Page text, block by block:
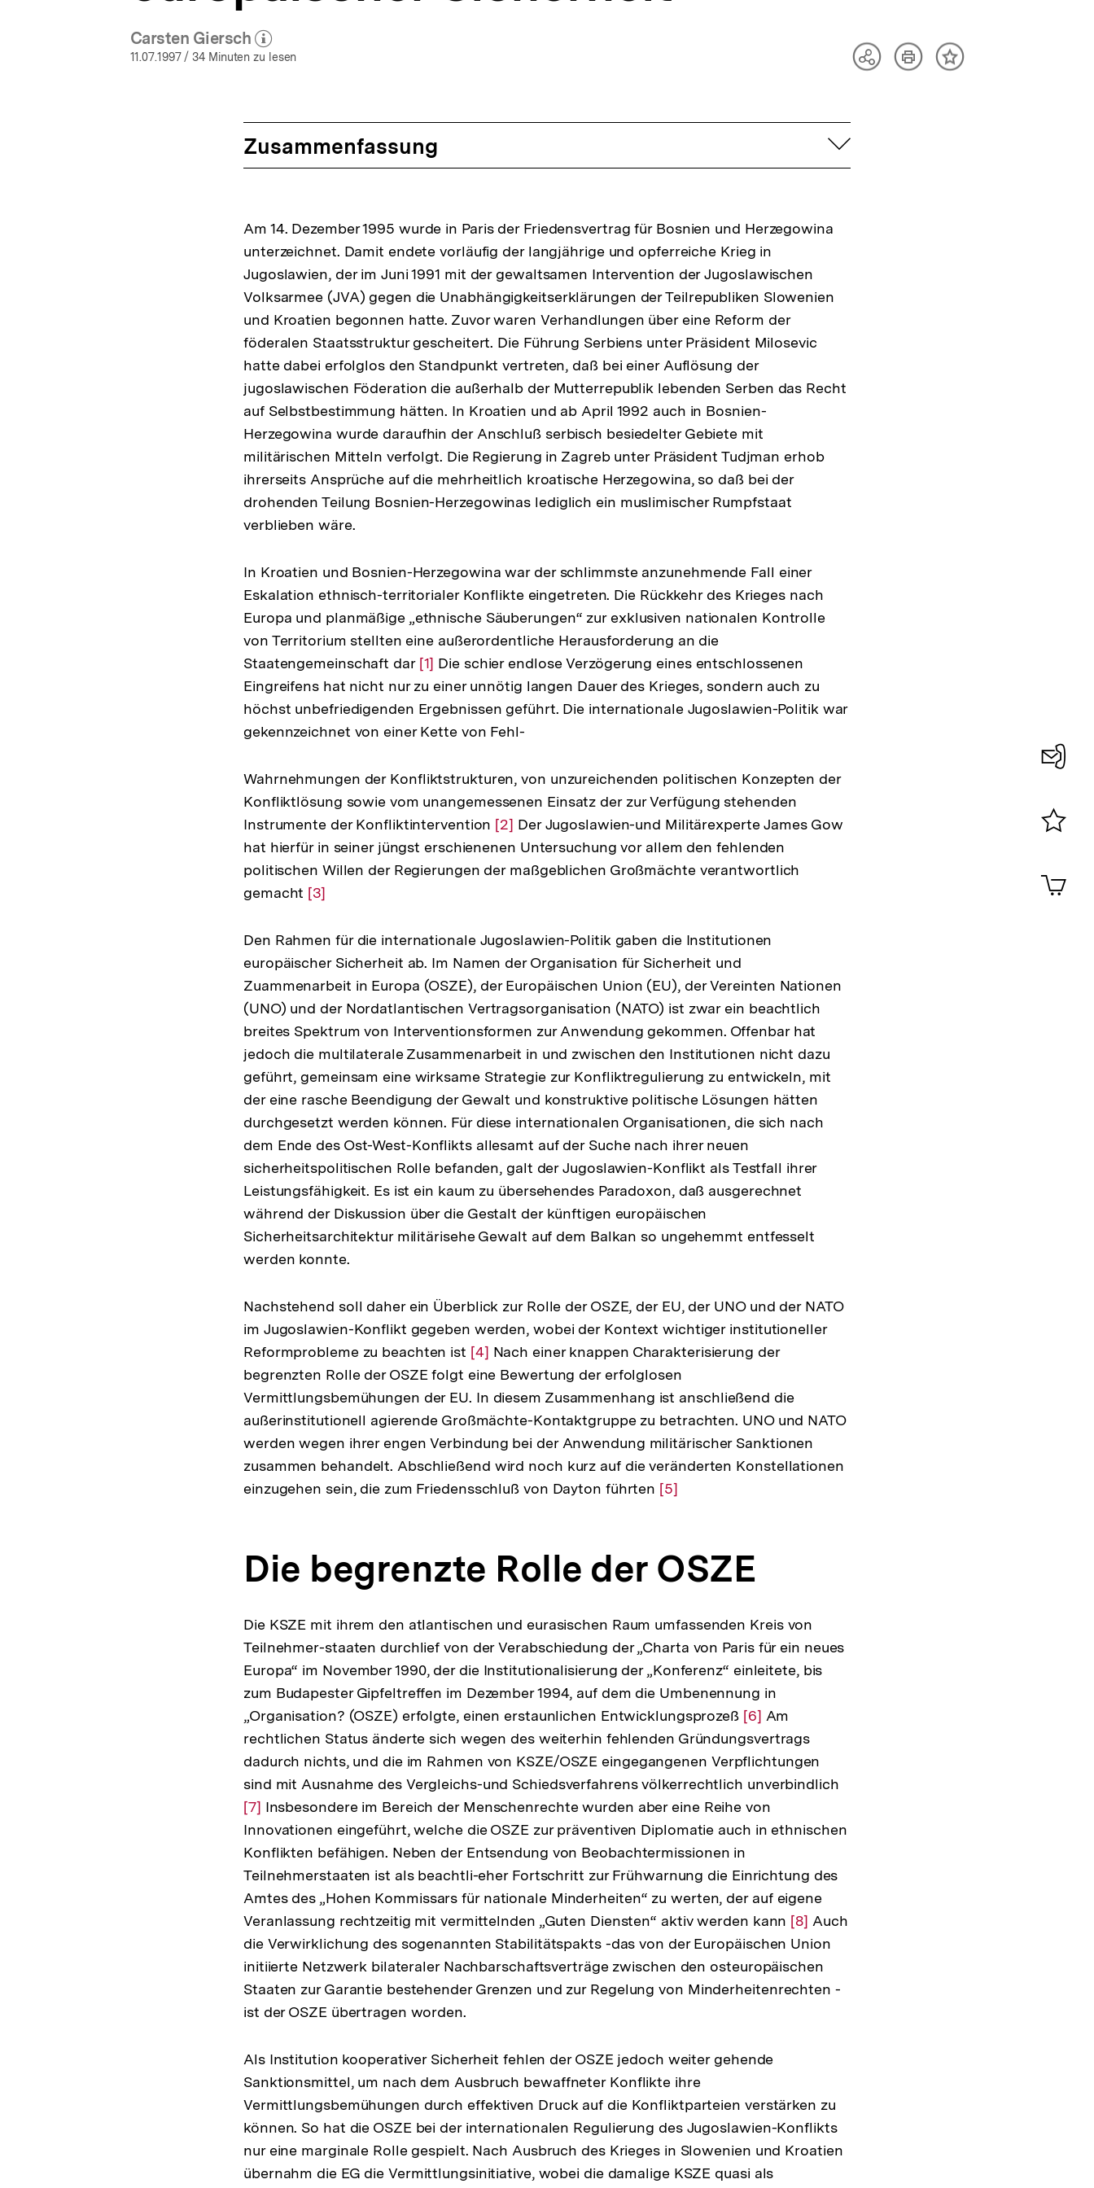
Carsten Giersch
(Mehr zum Autor)
öffnen
11.07.1997/ 34 Minuten zu lesen
TeilenArtikelInhalt
Zusammenfassung aufklappen
Am 14. Dezember 1995 wurde in Paris der Friedensvertrag für Bosnien und Herzegowina
unterzeichnet. Damit endete vorläufig der langjährige und opferreiche Krieg in
Jugoslawien, der im Juni 1991 mit der gewaltsamen Intervention der Jugoslawischen
Volksarmee (JVA) gegen die Unabhängigkeitserklärungen der Teilrepubliken Slowenien
und Kroatien begonnen hatte. Zuvor waren Verhandlungen über eine Reform der
föderalen Staatsstruktur gescheitert. Die Führung Serbiens unter Präsident Milosevic
hatte dabei erfolglos den Standpunkt vertreten, daß bei einer Auflösung der
jugoslawischen Föderation die außerhalb der Mutterrepublik lebenden Serben das Recht
auf Selbstbestimmung hätten. In Kroatien und ab April 1992 auch in Bosnien-
Herzegowina wurde daraufhin der Anschluß serbisch besiedelter Gebiete mit
militärischen Mitteln verfolgt. Die Regierung in Zagreb unter Präsident Tudjman erhob
ihrerseits Ansprüche auf die mehrheitlich kroatische Herzegowina, so daß bei der
drohenden Teilung Bosnien-Herzegowinas lediglich ein muslimischer Rumpfstaat
verblieben wäre.
In Kroatien und Bosnien-Herzegowina war der schlimmste anzunehmende Fall einer
Eskalation ethnisch-territorialer Konflikte eingetreten. Die Rückkehr des Krieges nach
Europa und planmäßige „ethnische Säuberungen“ zur exklusiven nationalen Kontrolle
von Territorium stellten eine außerordentliche Herausforderung an die
Staatengemeinschaft dar Zur
Auflösung
der
Fußnote
[1] Die schier endlose Verzögerung eines entschlossenen
Eingreifens hat nicht nur zu einer unnötig langen Dauer des Krieges, sondern auch zu
höchst unbefriedigenden Ergebnissen geführt. Die internationale Jugoslawien-Politik war
gekennzeichnet von einer Kette von Fehl-
Wahrnehmungen der Konfliktstrukturen, von unzureichenden politischen Konzepten der
Konfliktlösung sowie vom unangemessenen Einsatz der zur Verfügung stehenden
Instrumente der Konfliktintervention Zur
Auflösung
der
[2] Der Jugoslawien-und Militärexperte James Gow
hat hierfür in seiner jüngst erschienenen Untersuchung vor allem den fehlenden
politischen Willen der Regierungen der maßgeblichen Großmächte verantwortlich
gemacht Zur
der
Fußnote
[3]
Den Rahmen für die internationale Jugoslawien-Politik gaben die Institutionen
europäischer Sicherheit ab. Im Namen der Organisation für Sicherheit und
Zuammenarbeit in Europa (OSZE), der Europäischen Union (EU), der Vereinten Nationen
(UNO) und der Nordatlantischen Vertragsorganisation (NATO) ist zwar ein beachtlich
breites Spektrum von Interventionsformen zur Anwendung gekommen. Offenbar hat
jedoch die multilaterale Zusammenarbeit in und zwischen den Institutionen nicht dazu
geführt, gemeinsam eine wirksame Strategie zur Konfliktregulierung zu entwickeln, mit
der eine rasche Beendigung der Gewalt und konstruktive politische Lösungen hätten
durchgesetzt werden können. Für diese internationalen Organisationen, die sich nach
dem Ende des Ost-West-Konflikts allesamt auf der Suche nach ihrer neuen
sicherheitspolitischen Rolle befanden, galt der Jugoslawien-Konflikt als Testfall ihrer
Leistungsfähigkeit. Es ist ein kaum zu übersehendes Paradoxon, daß ausgerechnet
während der Diskussion über die Gestalt der künftigen europäischen
Sicherheitsarchitektur militärisehe Gewalt auf dem Balkan so ungehemmt entfesselt
werden konnte.
Nachstehend soll daher ein Überblick zur Rolle der OSZE, der EU, der UNO und der NATO
im Jugoslawien-Konflikt gegeben werden, wobei der Kontext wichtiger institutioneller
Reformprobleme zu beachten ist Zur
Auflösung
der
Fußnote
[4] Nach einer knappen Charakterisierung der
begrenzten Rolle der OSZE folgt eine Bewertung der erfolglosen
Vermittlungsbemühungen der EU. In diesem Zusammenhang ist anschließend die
außerinstitutionell agierende Großmächte-Kontaktgruppe zu betrachten. UNO und NATO
werden wegen ihrer engen Verbindung bei der Anwendung militärischer Sanktionen
zusammen behandelt. Abschließend wird noch kurz auf die veränderten Konstellationen
einzugehen sein, die zum Friedensschluß von Dayton führten Zur
Fußnote
[5]
Die begrenzte Rolle der OSZE
Die KSZE mit ihrem den atlantischen und eurasischen Raum umfassenden Kreis von
Teilnehmer-staaten durchlief von der Verabschiedung der „Charta von Paris für ein neues
Europa“ im November 1990, der die Institutionalisierung der „Konferenz“ einleitete, bis
zum Budapester Gipfeltreffen im Dezember 1994, auf dem die Umbenennung in
„Organisation? (OSZE) erfolgte, einen erstaunlichen Entwicklungsprozeß Zur
Auflösung
der
Fußnote
[6] Am
rechtlichen Status änderte sich wegen des weiterhin fehlenden Gründungsvertrags
dadurch nichts, und die im Rahmen von KSZE/OSZE eingegangenen Verpflichtungen
sind mit Ausnahme des Vergleichs-und Schiedsverfahrens völkerrechtlich unverbindlich
der
[7] Insbesondere im Bereich der Menschenrechte wurden aber eine Reihe von
Innovationen eingeführt, welche die OSZE zur präventiven Diplomatie auch in ethnischen
Konflikten befähigen. Neben der Entsendung von Beobachtermissionen in
Teilnehmerstaaten ist als beachtli-eher Fortschritt zur Frühwarnung die Einrichtung des
Amtes des „Hohen Kommissars für nationale Minderheiten“ zu werten, der auf eigene
Veranlassung rechtzeitig mit vermittelnden „Guten Diensten“ aktiv werden kann Zur
Auflösung
der
Fußnote
[8] Auch
die Verwirklichung des sogenannten Stabilitätspakts -das von der Europäischen Union
initiierte Netzwerk bilateraler Nachbarschaftsverträge zwischen den osteuropäischen
Staaten zur Garantie bestehender Grenzen und zur Regelung von Minderheitenrechten -
ist der OSZE übertragen worden.
Als Institution kooperativer Sicherheit fehlen der OSZE jedoch weiter gehende
Sanktionsmittel, um nach dem Ausbruch bewaffneter Konflikte ihre
Vermittlungsbemühungen durch effektiven Druck auf die Konfliktparteien verstärken zu
können. So hat die OSZE bei der internationalen Regulierung des Jugoslawien-Konflikts
nur eine marginale Rolle gespielt. Nach Ausbruch des Krieges in Slowenien und Kroatien
übernahm die EG die Vermittlungsinitiative, wobei die damalige KSZE quasi als